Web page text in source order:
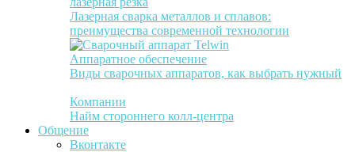
Лазерная сварка металлов и сплавов:
преимущества современной технологии
Аппаратное обеспечение
Виды сварочных аппаратов, как выбрать нужный
Компании
Найм стороннего колл-центра
Общение
Вконтакте